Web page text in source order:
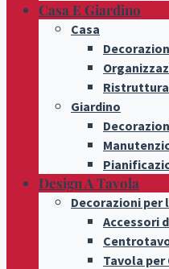
Casa E Giardino
Casa
Giardino
Design A Tavola
Decorazioni per
Accessori
Tavola per